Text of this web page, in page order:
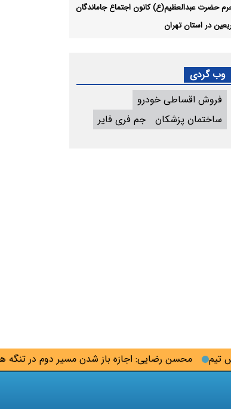
محسن رضایی: اجازه باز شدن مسیر دوم در تنگه هرمز
حضرت عبدالعظیم(ع) کانون اجتماع جاماندگان
در استان تهران
وب گردی
فروش اقساطی خودرو
ساختمان پزشکان
جم فری فایر